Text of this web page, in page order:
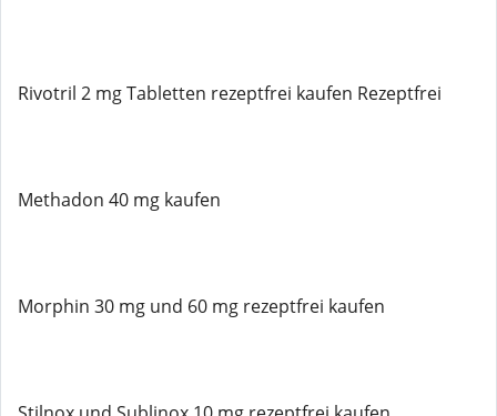
Rivotril 2 mg Tabletten rezeptfrei kaufen Rezeptfrei
Methadon 40 mg kaufen
Morphin 30 mg und 60 mg rezeptfrei kaufen